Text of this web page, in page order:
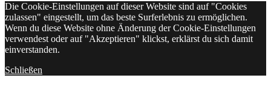
Die Cookie-Einstellungen auf dieser Website sind auf "Cookies
zulassen" eingestellt, um das beste Surferlebnis zu ermöglichen.
Wenn du diese Website ohne Änderung der Cookie-Einstellungen
verwendest oder auf "Akzeptieren" klickst, erklärst du sich damit
einverstanden.
Schließen